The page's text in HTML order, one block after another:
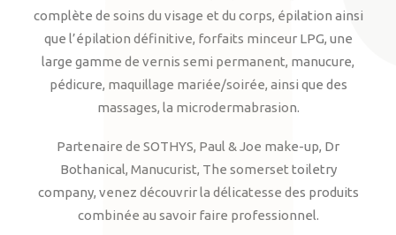
complète de soins du visage et du corps, épilation ainsi
que l’épilation définitive, forfaits minceur LPG, une
large gamme de vernis semi permanent, manucure,
pédicure, maquillage mariée/soirée, ainsi que des
massages, la microdermabrasion.
Partenaire de SOTHYS, Paul & Joe make-up, Dr
Bothanical, Manucurist, The somerset toiletry
company, venez découvrir la délicatesse des produits
combinée au savoir faire professionnel.